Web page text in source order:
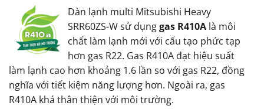
Dàn lạnh multi Mitsubishi Heavy
SRR60ZS-W sử dụnggas R410A là môi
chất làm lạnh mới với cấu tạo phức tạp
hơn gas R22. Gas R410A đạt hiệu suất
làm lạnh cao hơn khoảng 1.6 lần so với gas R22, đồng
nghĩa với tiết kiệm năng lượng hơn. Ngoài ra, gas
R410A khá thân thiện với môi trường.